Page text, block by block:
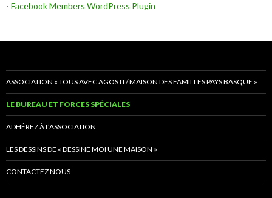
- Facebook Members WordPress Plugin
ASSOCIATION « TOUS AVEC AGOSTI / MAISON DES FAMILLES PAYS BASQUE »
LE BUREAU ET FORCES SPÉCIALES
ADHÉREZ À L’ASSOCIATION
LES DESSINS DE « DESSINE MOI UNE MAISON »
CONTACTEZ NOUS